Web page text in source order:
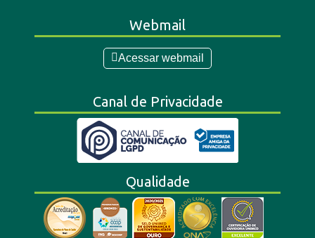
Webmail
Acessar webmail
Canal de Privacidade
Qualidade